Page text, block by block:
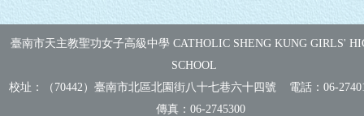
臺南市天主教聖功女子高級中學 CATHOLIC SHENG KUNG GIRLS'
SCHOOL
校址：（70442）臺南市北區北園街八十七巷六十四號 電話：06-
傳真： 06-2745300